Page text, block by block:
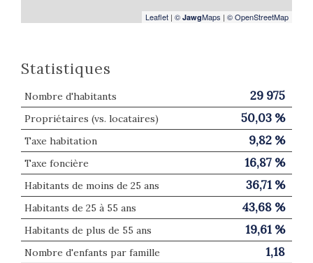
Leaflet | © JawgMaps | © OpenStreetMap
Statistiques
Nombre d'habitants 29 975
Propriétaires (vs. locataires) 50,03 %
Taxe habitation 9,82 %
Taxe foncière 16,87 %
Habitants de moins de 25 ans 36,71 %
Habitants de 25 à 55 ans 43,68 %
Habitants de plus de 55 ans 19,61 %
Nombre d'enfants par famille 1,18